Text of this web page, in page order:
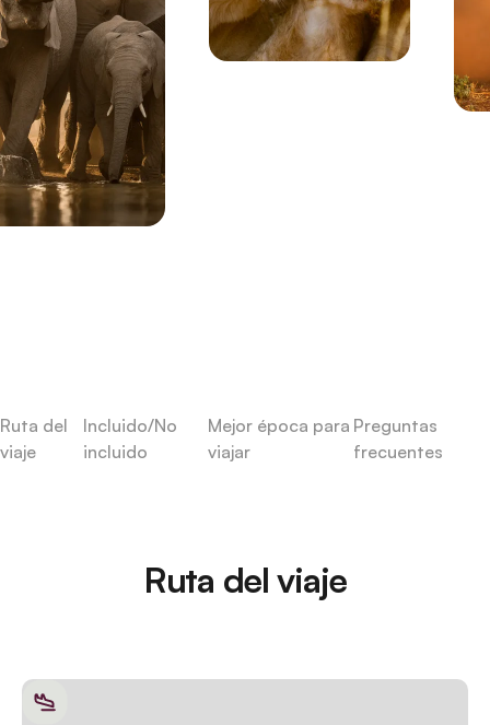
Ruta del
viaje
Incluido/No
incluido
Mejor época para
viajar
Preguntas
frecuentes
Ruta del viaje